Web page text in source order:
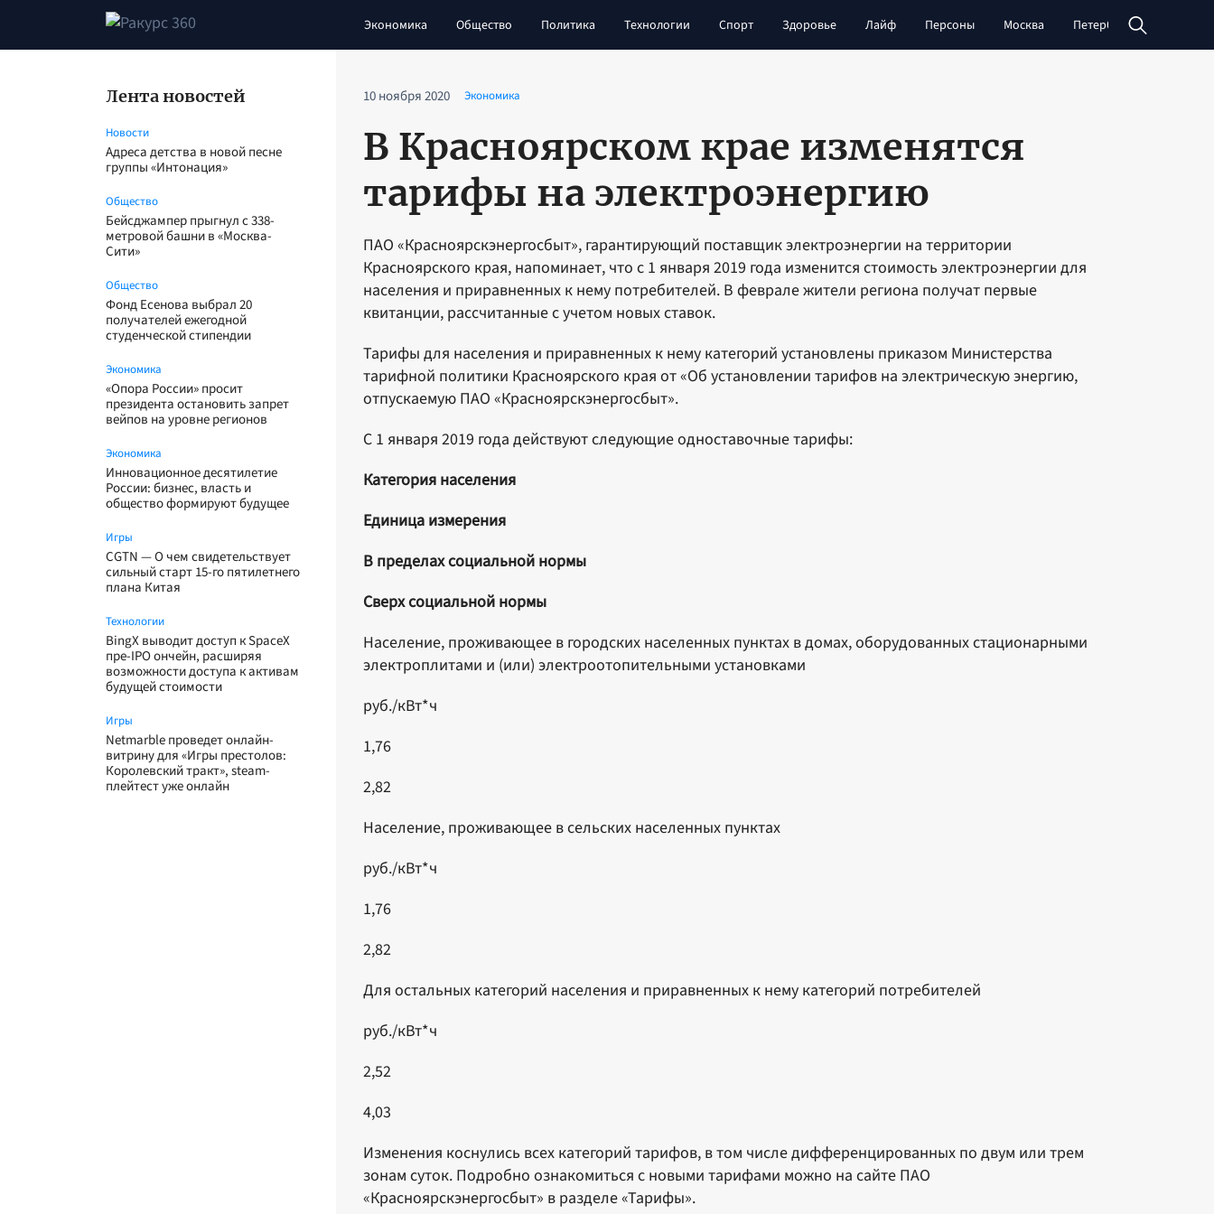
Экономика Общество Политика Технологии Спорт Здоровье Лайф Персоны Москва Петербург
Лента новостей
Новости
Адреса детства в новой песне
группы «Интонация»
Общество
Бейсджампер прыгнул с 338-
метровой башни в «Москва-
Сити»
Общество
Фонд Есенова выбрал 20
получателей ежегодной
студенческой стипендии
Экономика
«Опора России» просит
президента остановить запрет
вейпов на уровне регионов
Экономика
Инновационное десятилетие
России: бизнес, власть и
общество формируют будущее
Игры
CGTN — О чем свидетельствует
сильный старт 15-го пятилетнего
плана Китая
Технологии
BingX выводит доступ к SpaceX
пре-IPO ончейн, расширяя
возможности доступа к активам
будущей стоимости
Игры
Netmarble проведет онлайн-
витрину для «Игры престолов:
Королевский тракт», steam-
плейтест уже онлайн
10 ноября 2020 Экономика
В Красноярском крае изменятся
тарифы на электроэнергию
ПАО «Красноярскэнергосбыт», гарантирующий поставщик электроэнергии на территории
Красноярского края, напоминает, что с 1 января 2019 года изменится стоимость электроэнергии для
населения и приравненных к нему потребителей. В феврале жители региона получат первые
квитанции, рассчитанные с учетом новых ставок.
Тарифы для населения и приравненных к нему категорий установлены приказом Министерства
тарифной политики Красноярского края от «Об установлении тарифов на электрическую энергию,
отпускаемую ПАО «Красноярскэнергосбыт».
С 1 января 2019 года действуют следующие одноставочные тарифы:
Категория населения
Единица измерения
В пределах социальной нормы
Сверх социальной нормы
Население, проживающее в городских населенных пунктах в домах, оборудованных стационарными
электроплитами и (или) электроотопительными установками
руб./кВт*ч
1,76
2,82
Население, проживающее в сельских населенных пунктах
руб./кВт*ч
1,76
2,82
Для остальных категорий населения и приравненных к нему категорий потребителей
руб./кВт*ч
2,52
4,03
Изменения коснулись всех категорий тарифов, в том числе дифференцированных по двум или трем
зонам суток. Подробно ознакомиться с новыми тарифами можно на сайте ПАО
«Красноярскэнергосбыт» в разделе «Тарифы».